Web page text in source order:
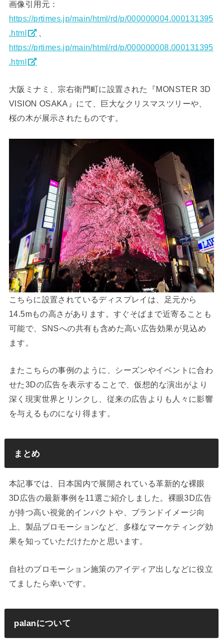
画像引用元：
https://prtimes.jp/main/html/rd/p/000000004.000131395
.html
https://prtimes.jp/main/html/rd/p/000000008.000131395
.html
大阪ミナミ、宗右衛門町に設置された『MONSTER 3D
VISION OSAKA』にて、巨大なクリスマスツリーや、
桜の木が展示されたものです。
こちらに設置されているディスプレイは、足元から
14.5mもの高さがあります。すぐそばまで近寄ることも
可能で、SNSへの共有も含めた高い広告効果が見込め
ます。
またこちらの事例のように、シーズンやイベントに合わ
せた3Dの広告を表示することで、仮想的な演出がより
深く現実世界とリンクし、従来の広告よりも人々に影響
を与えるものになり得ます。
まとめ
本記事では、日本国内で展開されている革新的な裸眼
3D広告の最新事例を11選ご紹介しました。裸眼3D広告
が持つ高い視覚的インパクトや、ブランドイメージ向
上、製品プロモーションなど、多様なマーケティング効
果を知っていただけたかと思います。
自社のプロモーション施策のアイディア出しなどに役立
てましたら幸いです。
palanについて